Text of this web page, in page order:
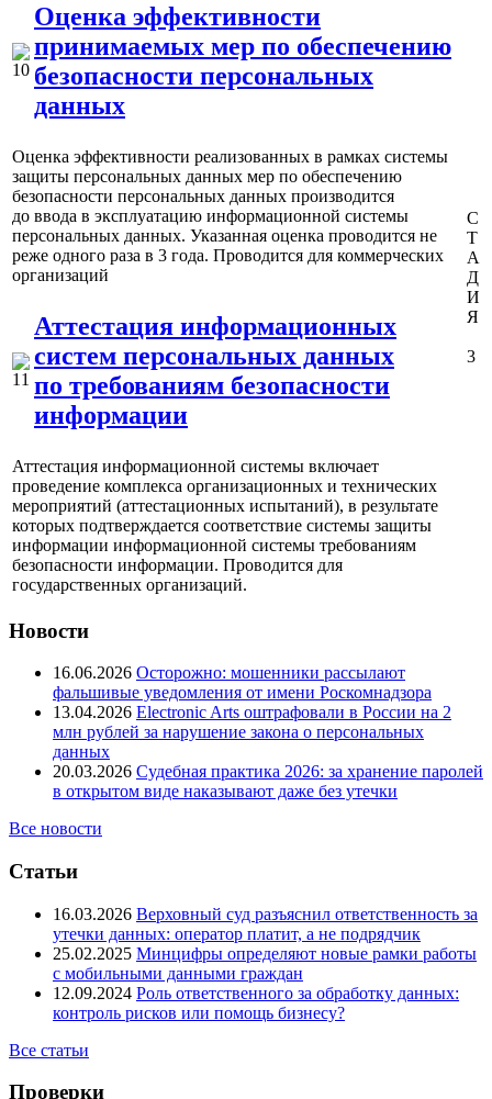
Оценка эффективности
принимаемых мер по обеспечению
безопасности персональных
данных
С
Т
А
Д
И
Я
3
Оценка эффективности реализованных в рамках системы
защиты персональных данных мер по обеспечению
безопасности персональных данных производится
до ввода в эксплуатацию информационной системы
персональных данных. Указанная оценка проводится не
реже одного раза в 3 года. Проводится для коммерческих
организаций
Аттестация информационных
систем персональных данных
по требованиям безопасности
информации
Аттестация информационной системы включает
проведение комплекса организационных и технических
мероприятий (аттестационных испытаний), в результате
которых подтверждается соответствие системы защиты
информации информационной системы требованиям
безопасности информации. Проводится для
государственных организаций.
Новости
16.06.2026 Осторожно: мошенники рассылают
фальшивые уведомления от имени Роскомнадзора
13.04.2026 Electronic Arts оштрафовали в России на 2
млн рублей за нарушение закона о персональных
данных
20.03.2026 Судебная практика 2026: за хранение паролей
в открытом виде наказывают даже без утечки
Все новости
Статьи
16.03.2026 Верховный суд разъяснил ответственность за
утечки данных: оператор платит, а не подрядчик
25.02.2025 Минцифры определяют новые рамки работы
с мобильными данными граждан
12.09.2024 Роль ответственного за обработку данных:
контроль рисков или помощь бизнесу?
Все статьи
Проверки